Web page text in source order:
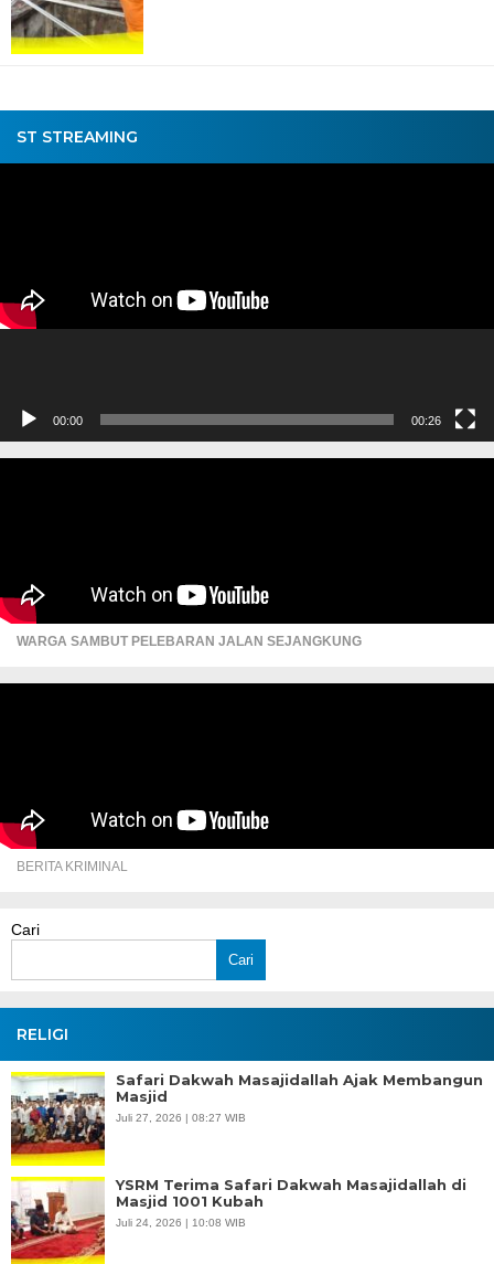
ST STREAMING
00:00 00:26
WARGA SAMBUT PELEBARAN JALAN SEJANGKUNG
BERITA KRIMINAL
Cari
Cari
RELIGI
Safari Dakwah Masajidallah Ajak Membangun
Masjid
Juli 27, 2026 | 08:27 WIB
YSRM Terima Safari Dakwah Masajidallah di
Masjid 1001 Kubah
Juli 24, 2026 | 10:08 WIB